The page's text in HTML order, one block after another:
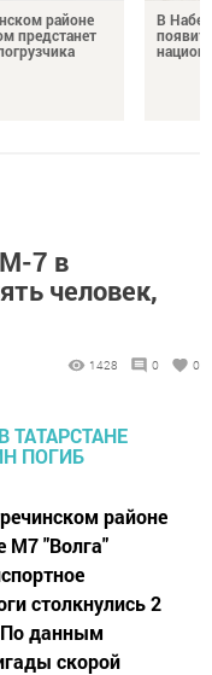
районе
предстанет
В
М-7 в
человек,
1428 0 0
районе
М7 "Волга"
столкнулись 2
По данным
скорой